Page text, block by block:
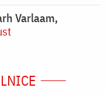
Varlaam,